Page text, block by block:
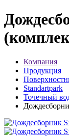
Компания
Продукция
Standartpark
Точечный